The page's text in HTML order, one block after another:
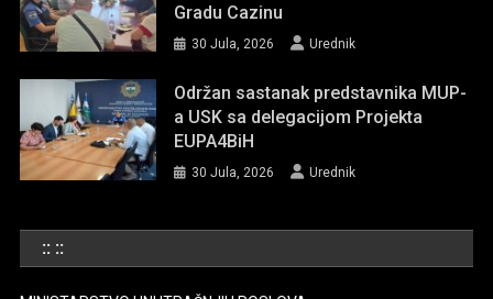
Gradu Cazinu
30 Jula, 2026 Urednik
Održan sastanak predstavnika MUP-
a USK sa delegacijom Projekta
EUPA4BiH
30 Jula, 2026 Urednik
:: ::